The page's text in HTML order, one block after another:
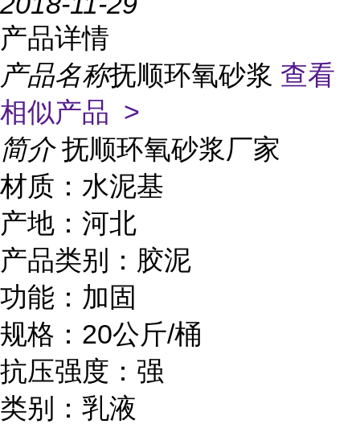
产品详情
产品名称抚顺环氧砂浆 查看
相似产品 >
简介 抚顺环氧砂浆厂家
材质：水泥基
产地：河北
产品类别：胶泥
功能：加固
规格：20公斤/桶
抗压强度：强
类别：乳液